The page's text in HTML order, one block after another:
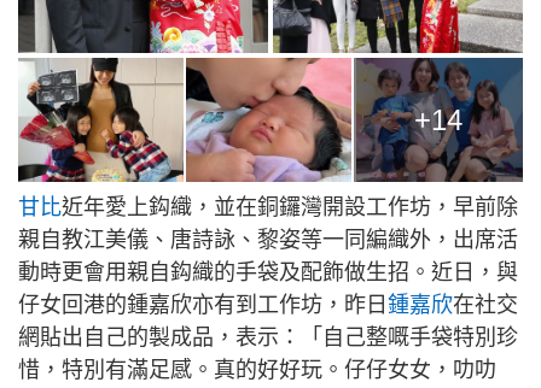
+14
甘比近年愛上鈎織，並在銅鑼灣開設工作坊，早前除
親自教江美儀、唐詩詠、黎姿等一同編織外，出席活
動時更會用親自鈎織的手袋及配飾做生招。近日，與
仔女回港的鍾嘉欣亦有到工作坊，昨日 鍾嘉欣在社交
網貼出自己的製成品，表示：「自己整嘅手袋特別珍
惜，特別有滿足感。真的好好玩。仔仔女女，叻叻